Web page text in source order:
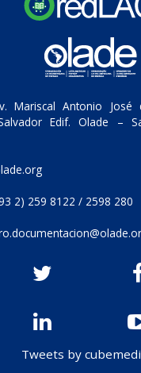
Mariscal Antonio José
Edif. Olade –
2) 259 8122 / 2598 280
Tweets by